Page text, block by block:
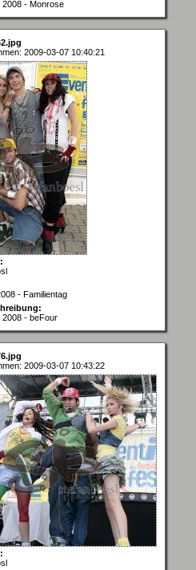
2008 - Monrose
2009-03-07 10:40:21
- Familientag
2008 - beFour
2009-03-07 10:43:22